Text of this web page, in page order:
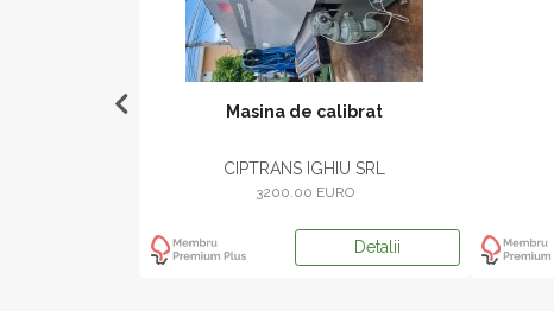
cu cutite Masina de calibrat
CIPTRANS IGHIU SRL
3200.00 EURO
Detalii